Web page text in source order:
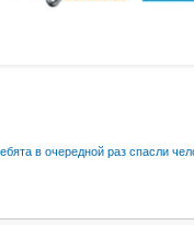
в очередной раз спасли